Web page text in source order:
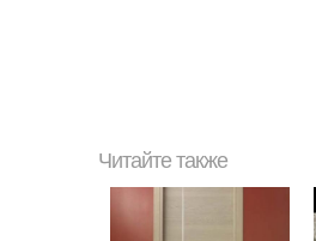
Читайте также